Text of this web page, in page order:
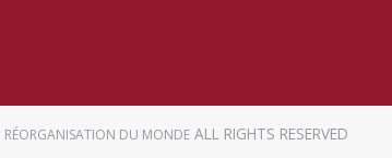
RÉORGANISATION DU MONDEALL RIGHTS RESERVED